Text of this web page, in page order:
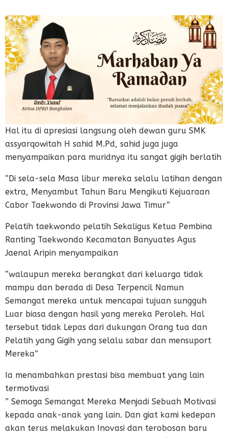
Hal itu di apresiasi langsung oleh dewan guru SMK
assyarqowitah H sahid M.Pd, sahid juga juga
menyampaikan para muridnya itu sangat gigih berlatih
“Di sela-sela Masa libur mereka selalu latihan dengan
extra, Menyambut Tahun Baru Mengikuti Kejuaraan
Cabor Taekwondo di Provinsi Jawa Timur”
Pelatih taekwondo pelatih Sekaligus Ketua Pembina
Ranting Taekwondo Kecamatan Banyuates Agus
Jaenal Aripin menyampaikan
“walaupun mereka berangkat dari keluarga tidak
mampu dan berada di Desa Terpencil Namun
Semangat mereka untuk mencapai tujuan sungguh
Luar biasa dengan hasil yang mereka Peroleh. Hal
tersebut tidak Lepas dari dukungan Orang tua dan
Pelatih yang Gigih yang selalu sabar dan mensuport
Mereka”
Ia menambahkan prestasi bisa membuat yang lain
termotivasi
” Semoga Semangat Mereka Menjadi Sebuah Motivasi
kepada anak-anak yang lain. Dan giat kami kedepan
akan terus melakukan Inovasi dan terobosan baru